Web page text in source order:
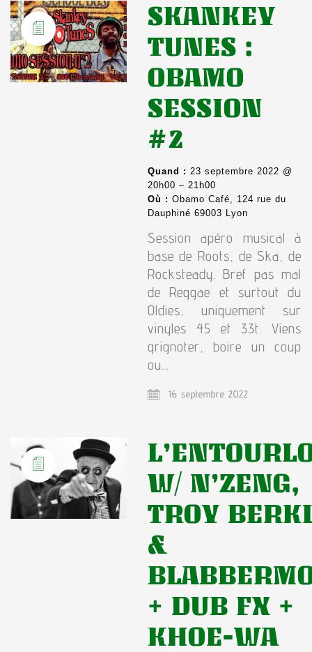
SKANKEY
TUNES :
OBAMO
SESSION
#2
Quand : 23 septembre 2022 @
20h00 – 21h00
Où : Obamo Café, 124 rue du
Dauphiné 69003 Lyon
Session apéro musical à
base de Roots, de Ska, de
Rocksteady. Bref pas mal
de Reggae et surtout du
Oldies, uniquement sur
vinyles 45 et 33t. Viens
grignoter, boire un coup
ou…
16 septembre 2022
W/ N’ZENG,
TROY
&
+ DUB FX +
KHOE-WA